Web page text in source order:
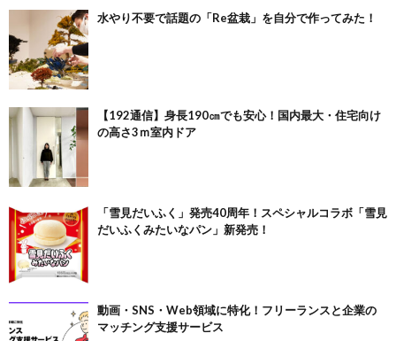
水やり不要で話題の「Re盆栽」を自分で作ってみた！
【192通信】身長190㎝でも安心！国内最大・住宅向け
の高さ3ｍ室内ドア
「雪見だいふく」発売40周年！スペシャルコラボ「雪見
だいふくみたいなパン」新発売！
動画・SNS・Web領域に特化！フリーランスと企業の
マッチング支援サービス